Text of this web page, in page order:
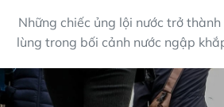
Những chiếc ủng lội nước trở
lùng trong bối cảnh nước ngập